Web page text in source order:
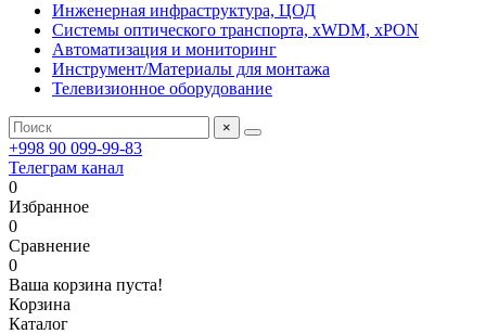
Инженерная инфраструктура, ЦОД
Системы оптического транспорта, xWDM, xPON
Автоматизация и мониторинг
Инструмент/Материалы для монтажа
Телевизионное оборудование
×
+998 90 099-99-83
Телеграм канал
0
Избранное
0
Сравнение
0
Ваша корзина пуста!
Корзина
Каталог